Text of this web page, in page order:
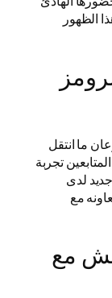
الظهور
ما انتقل
تجربة
لدى
مع
مع